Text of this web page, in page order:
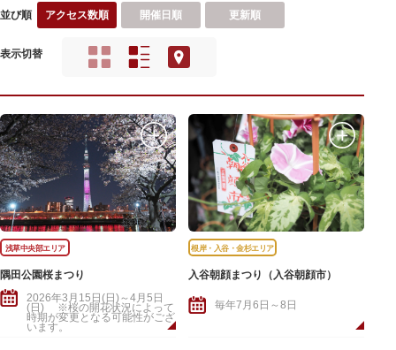
並び順 アクセス数順 開催日順 更新順
表示切替
浅草中央部エリア
隅田公園桜まつり
2026年3月15日(日)～4月5日
(日) ※桜の開花状況によって
時期が変更となる可能性がござ
います。
根岸・入谷・金杉エリア
入谷朝顔まつり（入谷朝顔市）
毎年7月6日～8日